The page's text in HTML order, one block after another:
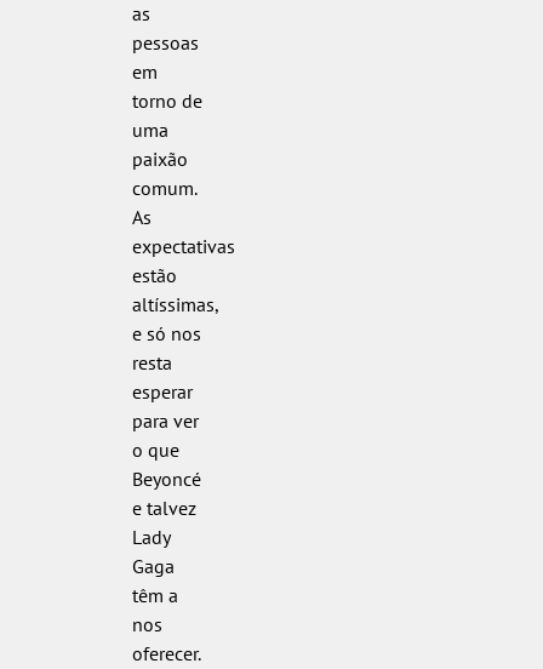
as
pessoas
em
torno de
uma
paixão
comum.
As
expectativas
estão
altíssimas,
e só nos
resta
esperar
para ver
o que
Beyoncé
e talvez
Lady
Gaga
têm a
nos
oferecer.